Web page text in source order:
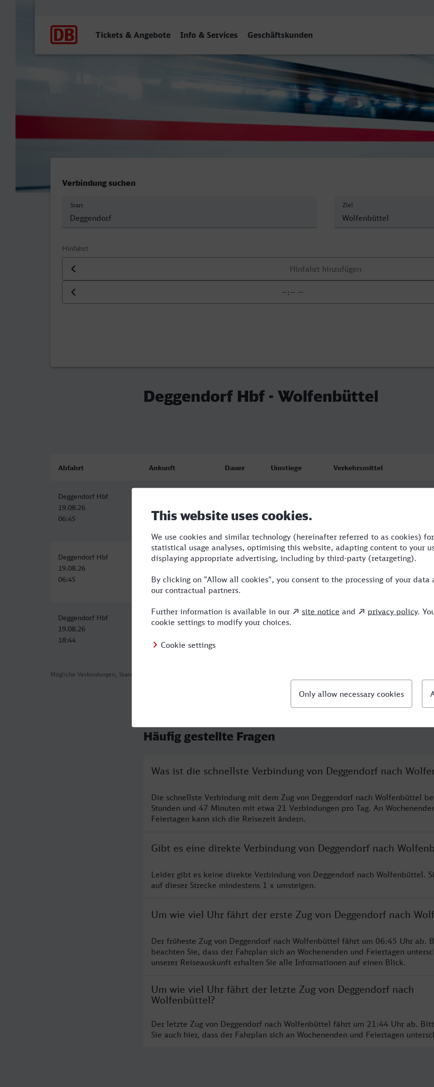
Tickets & Angebote Info & Services Geschäftskunden
Deggendorf Hbf - Wolfenbüttel
Verbindung suchen
Start Ziel
Hinfahrt
Datum der Hinfahrt
Uhrzeit der Hinfahrt
Deggendorf Hbf - Wolfenbüttel
Mögliche Verbindungen, Stand: 2026-08-05 00:48
Abfahrt Ankunft Dauer Umstiege Verkehrsmittel
Deggendorf Hbf
19.08.26
06:45
14:32
Deggendorf Hbf
19.08.26
06:45
Wolfenbüttel
14:32
7:47 5 BUS,RE,WBA,ICE,ERX
Deggendorf Hbf
19.08.26
18:44
Wolfenbüttel
06:07
11:23 RB,BUS,RE,WBA,ENO,ICE
Häufig gestellte Fragen
Was ist die schnellste Verbindung von Deggendorf nach
Die schnellste Verbindung mit dem Zug von Deggendorf nach Wolfenbüttel
Stunden und 47 Minuten mit etwa 21 Verbindungen pro Tag. An
Feiertagen kann sich die Reisezeit ändern.
Gibt es eine direkte Verbindung von Deggendorf nach
Leider gibt es keine direkte Verbindung von Deggendorf nach Wolfenbüttel.
auf dieser Strecke mindestens 1 x umsteigen.
Um wie viel Uhr fährt der erste Zug von Deggendorf nach
Der früheste Zug von Deggendorf nach Wolfenbüttel fährt um 06:45 Uhr ab.
beachten Sie, dass der Fahrplan sich an Wochenenden und Feiertagen
unserer Reiseauskunft erhalten Sie alle Informationen auf einen Blick.
Um wie viel Uhr fährt der letzte Zug von Deggendorf nach
Wolfenbüttel?
Der letzte Zug von Deggendorf nach Wolfenbüttel fährt um 21:44 Uhr ab.
Sie auch hier, dass der Fahrplan sich an Wochenenden und Feiertagen